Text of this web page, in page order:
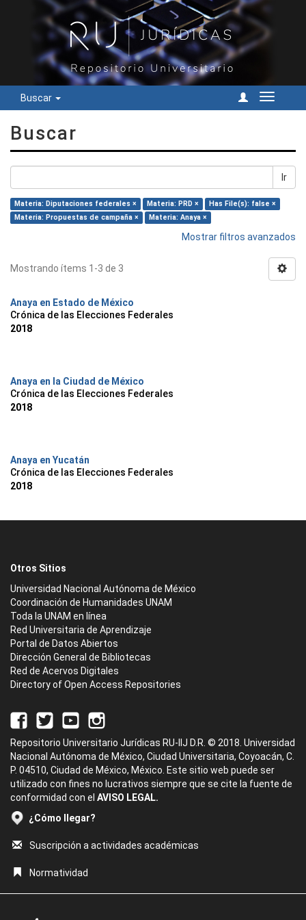
Buscar
Cambiar
Buscar
Ir
Materia: Diputaciones federales × Materia: PRD ×
Has File(s): false ×
Materia: Propuestas de campaña ×
Materia: Anaya ×
Mostrar filtros avanzados
Mostrando ítems 1-3 de 3
Anaya en Estado de México
Crónica de las Elecciones Federales
2018
Anaya en la Ciudad de México
Crónica de las Elecciones Federales
2018
Anaya en Yucatán
Crónica de las Elecciones Federales
2018
Otros Sitios
Universidad Nacional Autónoma de México
Coordinación de Humanidades UNAM
Toda la UNAM en línea
Red Universitaria de Aprendizaje
Portal de Datos Abiertos
Dirección General de Bibliotecas
Red de Acervos Digitales
Directory of Open Access Repositories
Repositorio Universitario Jurídicas RU-IIJ D.R. © 2018. Universidad
Nacional Autónoma de México, Ciudad Universitaria, Coyoacán, C.
P. 04510, Ciudad de México, México. Este sitio web puede ser
utilizado con fines no lucrativos siempre que se cite la fuente de
conformidad con el AVISO LEGAL.
¿Cómo llegar?
Suscripción a actividades académicas
Normatividad